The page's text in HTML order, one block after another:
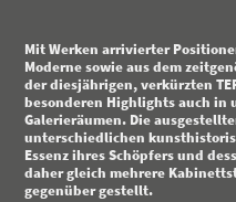
Mit Werken arrivierter
Moderne sowie aus dem
der diesjährigen, verkürzten
besonderen Highlights auch in
Galerieräumen. Die
unterschiedlichen
Essenz ihres Schöpfers und
daher gleich mehrere
gegenüber gestellt.